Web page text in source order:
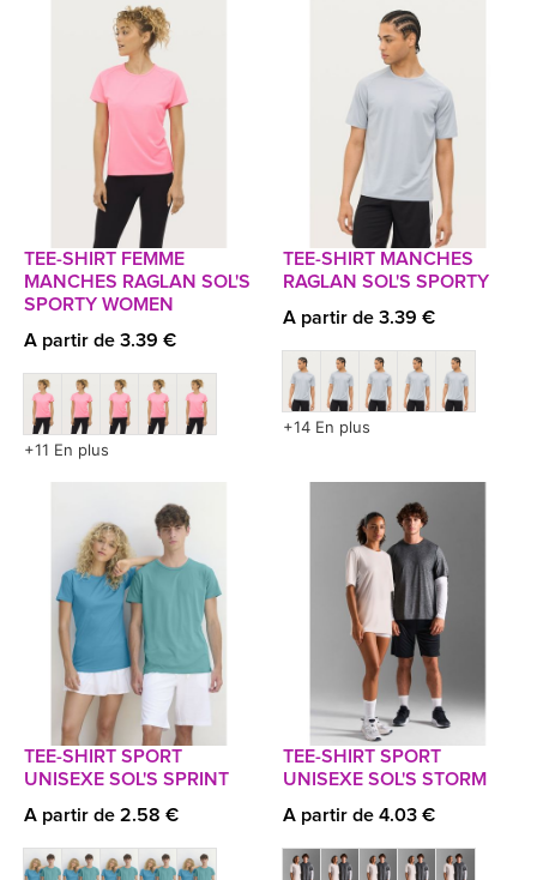
TEE-SHIRT FEMME
MANCHES RAGLAN SOL'S
SPORTY WOMEN
A partir de 3.39 €
+11 En plus
TEE-SHIRT MANCHES
RAGLAN SOL'S SPORTY
A partir de 3.39 €
+14 En plus
TEE-SHIRT SPORT
UNISEXE SOL'S SPRINT
A partir de 2.58 €
TEE-SHIRT SPORT
UNISEXE SOL'S STORM
A partir de 4.03 €